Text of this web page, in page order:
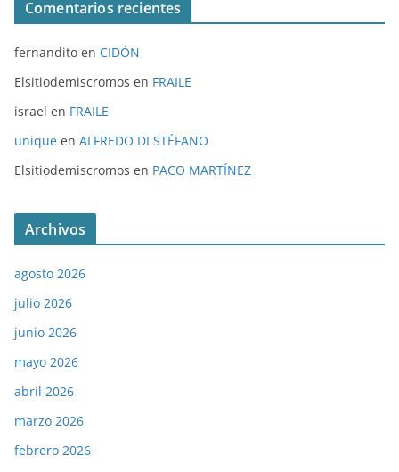
Comentarios recientes
fernandito en CIDÓN
Elsitiodemiscromos en FRAILE
israel en FRAILE
unique en ALFREDO DI STÉFANO
Elsitiodemiscromos en PACO MARTÍNEZ
Archivos
agosto 2026
julio 2026
junio 2026
mayo 2026
abril 2026
marzo 2026
febrero 2026